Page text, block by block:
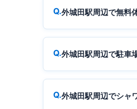
外城田駅周辺で無料
外城田駅周辺で駐車
外城田駅周辺でシャ